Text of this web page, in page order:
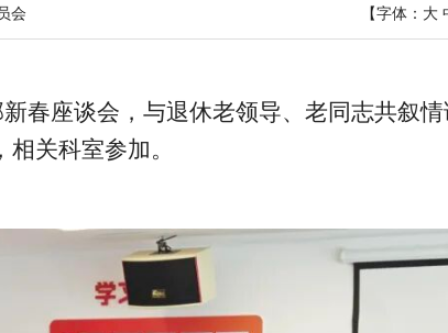
【字体： 大
会
新春座谈会，与退休老领导、老同志共叙
相关科室参加。